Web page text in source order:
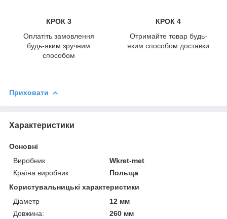
КРОК 3
КРОК 4
Оплатіть замовлення
будь-яким зручним
способом
Отримайте товар будь-
яким способом доставки
Приховати
Характеристики
Основні
Виробник
Wkret-met
Країна виробник
Польща
Користувальницькі характеристики
Діаметр
12 мм
Довжина:
260 мм